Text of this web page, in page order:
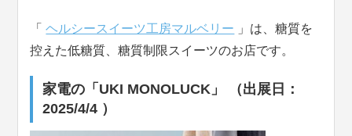
「ヘルシースイーツ工房マルベリー 」は、糖質を
控えた低糖質、糖質制限スイーツのお店です。
家電の「UKI MONOLUCK」 （出展日：
2025/4/4 ）